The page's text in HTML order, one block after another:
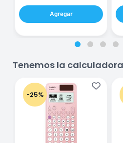
Agregar
Tenemos la
-25%